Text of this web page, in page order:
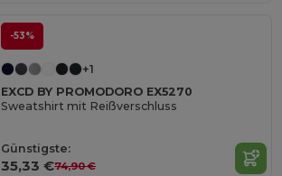
-53%
+1
EXCD BY PROMODORO EX5270
Sweatshirt mit Reißverschluss
Günstigste:
35,33 €74,90 €